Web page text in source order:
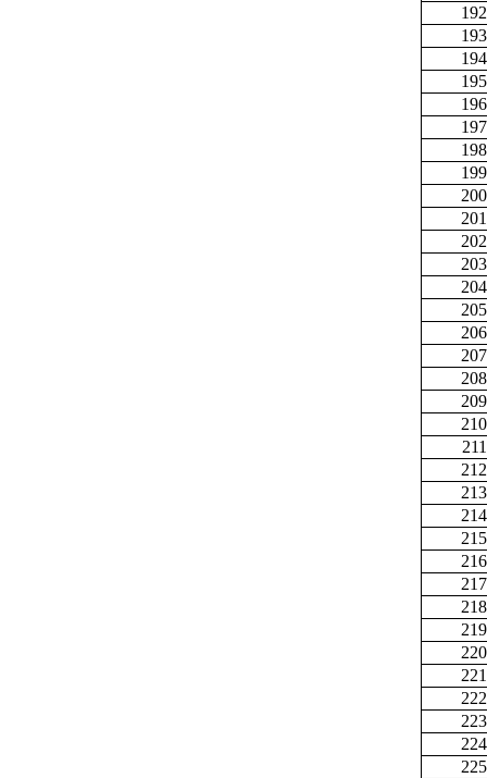
192
193
194
195
196
197
198
199
200
201
202
203
204
205
206
207
208
209
210
211
212
213
214
215
216
217
218
219
220
221
222
223
224
225